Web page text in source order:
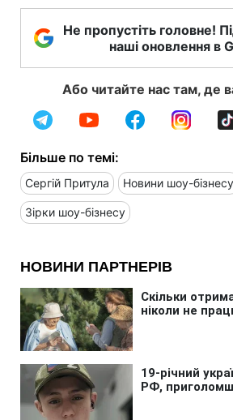
Не пропустіть головне!
наші оновлення в
Або читайте нас там, де
Більше по темі:
Сергій Притула Новини шоу-бізнесу
Зірки шоу-бізнесу